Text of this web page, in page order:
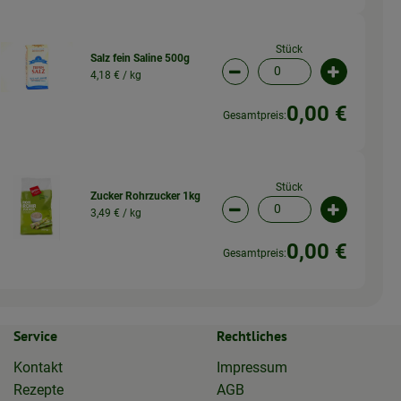
ändern
Salz fein Saline 500g
4,18 € / kg
Stück
Artikelanzahl verringern
Gesamtpreis:0,00 €
ändern
Zucker Rohrzucker 1kg
3,49 € / kg
Stück
Artikelanzahl verringern
Gesamtpreis:0,00 €
Service
Kontakt
Rezepte
Rechtliches
Impressum
AGB